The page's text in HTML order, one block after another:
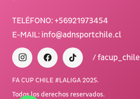
TELÉFONO: +56921973454
E-MAIL: info@adnsportchile.cl
/ facup_chile
FA CUP CHILE #LALIGA 2025.
Todos los derechos reservados.